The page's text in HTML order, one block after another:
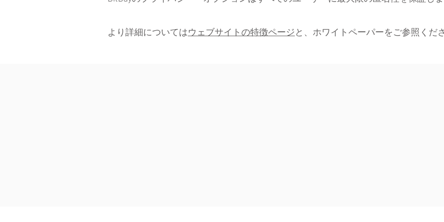
より詳細についてはウェブサイトの特徴ページ と、ホワイトペーパーをご参照くだ